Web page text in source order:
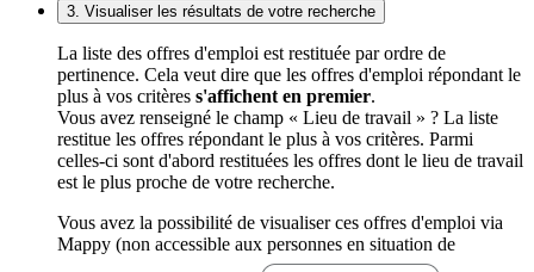
3. Visualiser les résultats de votre recherche
La liste des offres d'emploi est restituée par ordre de
pertinence. Cela veut dire que les offres d'emploi répondant le
plus à vos critères s'affichent en premier.
Vous avez renseigné le champ « Lieu de travail » ? La liste
restitue les offres répondant le plus à vos critères. Parmi
celles-ci sont d'abord restituées les offres dont le lieu de travail
est le plus proche de votre recherche.
Vous avez la possibilité de visualiser ces offres d'emploi via
Mappy (non accessible aux personnes en situation de